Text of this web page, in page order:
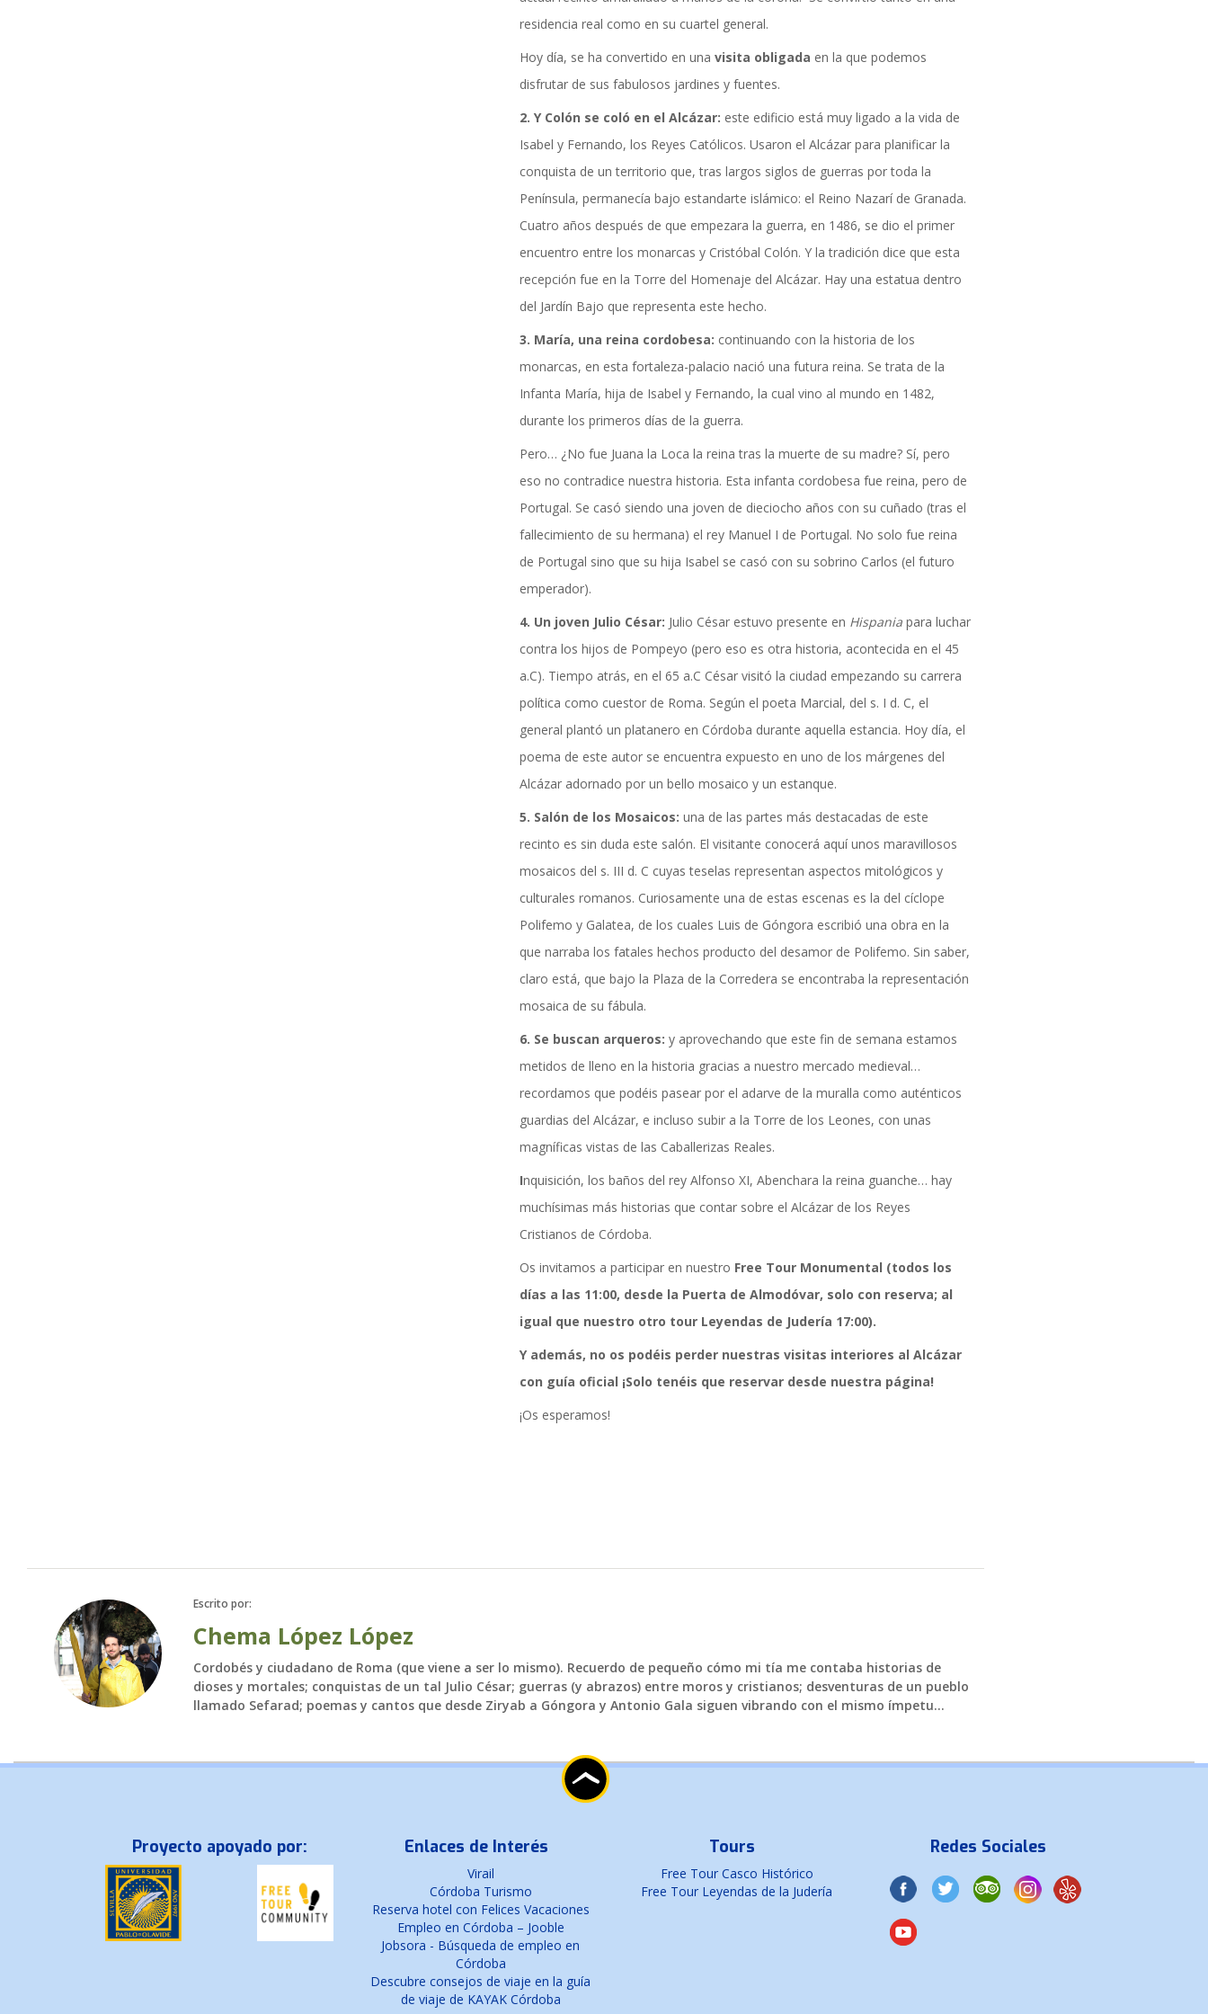
Toda la actualidad de Cordoba en nuestro espacio de información
residencia real como en su cuartel general.
Hoy día, se ha convertido en una visita obligada en la que podemos
disfrutar de sus fabulosos jardines y fuentes.
2. Y Colón se coló en el Alcázar: este edificio está muy ligado a la vida de
Isabel y Fernando, los Reyes Católicos. Usaron el Alcázar para planificar la
conquista de un territorio que, tras largos siglos de guerras por toda la
Península, permanecía bajo estandarte islámico: el Reino Nazarí de Granada.
Cuatro años después de que empezara la guerra, en 1486, se dio el primer
encuentro entre los monarcas y Cristóbal Colón. Y la tradición dice que esta
recepción fue en la Torre del Homenaje del Alcázar. Hay una estatua dentro
del Jardín Bajo que representa este hecho.
3. María, una reina cordobesa: continuando con la historia de los
monarcas, en esta fortaleza-palacio nació una futura reina. Se trata de la
Infanta María, hija de Isabel y Fernando, la cual vino al mundo en 1482,
durante los primeros días de la guerra.
Pero… ¿No fue Juana la Loca la reina tras la muerte de su madre? Sí, pero
eso no contradice nuestra historia. Esta infanta cordobesa fue reina, pero de
Portugal. Se casó siendo una joven de dieciocho años con su cuñado (tras el
fallecimiento de su hermana) el rey Manuel I de Portugal. No solo fue reina
de Portugal sino que su hija Isabel se casó con su sobrino Carlos (el futuro
emperador).
4. Un joven Julio César: Julio César estuvo presente en Hispania para luchar
contra los hijos de Pompeyo (pero eso es otra historia, acontecida en el 45
a.C). Tiempo atrás, en el 65 a.C César visitó la ciudad empezando su carrera
política como cuestor de Roma. Según el poeta Marcial, del s. I d. C, el
general plantó un platanero en Córdoba durante aquella estancia. Hoy día, el
poema de este autor se encuentra expuesto en uno de los márgenes del
Alcázar adornado por un bello mosaico y un estanque.
5. Salón de los Mosaicos: una de las partes más destacadas de este
recinto es sin duda este salón. El visitante conocerá aquí unos maravillosos
mosaicos del s. III d. C cuyas teselas representan aspectos mitológicos y
culturales romanos. Curiosamente una de estas escenas es la del cíclope
Polifemo y Galatea, de los cuales Luis de Góngora escribió una obra en la
que narraba los fatales hechos producto del desamor de Polifemo. Sin saber,
claro está, que bajo la Plaza de la Corredera se encontraba la representación
mosaica de su fábula.
6. Se buscan arqueros: y aprovechando que este fin de semana estamos
metidos de lleno en la historia gracias a nuestro mercado medieval…
recordamos que podéis pasear por el adarve de la muralla como auténticos
guardias del Alcázar, e incluso subir a la Torre de los Leones, con unas
magníficas vistas de las Caballerizas Reales.
Inquisición, los baños del rey Alfonso XI, Abenchara la reina guanche… hay
muchísimas más historias que contar sobre el Alcázar de los Reyes
Cristianos de Córdoba.
Os invitamos a participar en nuestro Free Tour Monumental (todos los
días a las 11:00, desde la Puerta de Almodóvar, solo con reserva; al
igual que nuestro otro tour Leyendas de Judería 17:00).
Y además, no os podéis perder nuestras visitas interiores al Alcázar
con guía oficial ¡Solo tenéis que reservar desde nuestra página!
¡Os esperamos!
Escrito por:
Chema López López
Cordobés y ciudadano de Roma (que viene a ser lo mismo). Recuerdo de pequeño cómo mi tía me contaba historias de
dioses y mortales; conquistas de un tal Julio César; guerras (y abrazos) entre moros y cristianos; desventuras de un pueblo
llamado Sefarad; poemas y cantos que desde Ziryab a Góngora y Antonio Gala siguen vibrando con el mismo ímpetu...
Proyecto apoyado por: Enlaces de Interés
Virail
Córdoba Turismo
Reserva hotel con Felices Vacaciones
Empleo en Córdoba – Jooble
Jobsora - Búsqueda de empleo en
Córdoba
Descubre consejos de viaje en la guía
de viaje de KAYAK Córdoba
Tours
Free Tour Casco Histórico
Free Tour Leyendas de la Judería
Redes Sociales